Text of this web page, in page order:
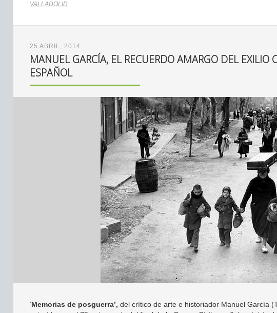
VALLADOLID
25 ABRIL, 2014
MANUEL GARCÍA, EL RECUERDO AMARGO DEL EXILIO
ESPAÑOL
‘Memorias de posguerra’, del crítico de arte e historiador Manuel García